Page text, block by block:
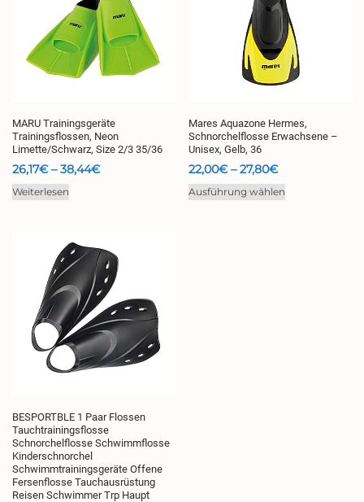
MARU Trainingsgeräte
Trainingsflossen, Neon
Limette/Schwarz, Size 2/3 35/36
26,17€ –38,44€Preisspanne:
Weiterlesen
Mares Aquazone Hermes,
Schnorchelflosse Erwachsene –
Unisex, Gelb, 36
22,00€ –27,80€Preisspanne:
22,00€
bis
Ausführung wählen
BESPORTBLE 1 Paar Flossen
Tauchtrainingsflosse
Schnorchelflosse Schwimmflosse
Kinderschnorchel
Schwimmtrainingsgeräte Offene
Fersenflosse Tauchausrüstung
Reisen Schwimmer Trp Haupt